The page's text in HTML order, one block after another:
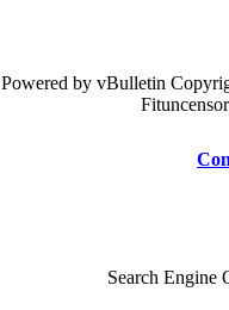
Powered by vBulletin
Search Engine